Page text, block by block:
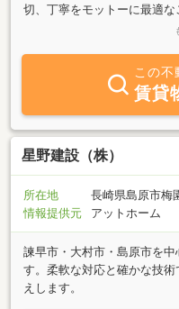
切、丁寧をモットーに最適
ます。不動産に関する事は
この不
賃貸
星野建設（株）
所在地
長崎県島原市梅
情報提供元
アットホーム
諫早市・大村市・島原市を
す。柔軟な対応と確かな技
えします。